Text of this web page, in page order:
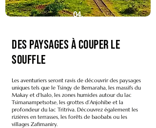
04.
Des paysages à couper le
souffle
Les aventuriers seront ravis de découvrir des paysages
uniques tels que le Tsingy de Bemaraha, les massifs du
Makay et d'Isalo, les zones humides autour du lac
Tsimanampetsotse, les grottes d’Anjohibe et la
profondeur du lac Tritriva. Découvrez également les
rizières en terrasses, les forêts de baobabs ou les
villages Zafimaniry.